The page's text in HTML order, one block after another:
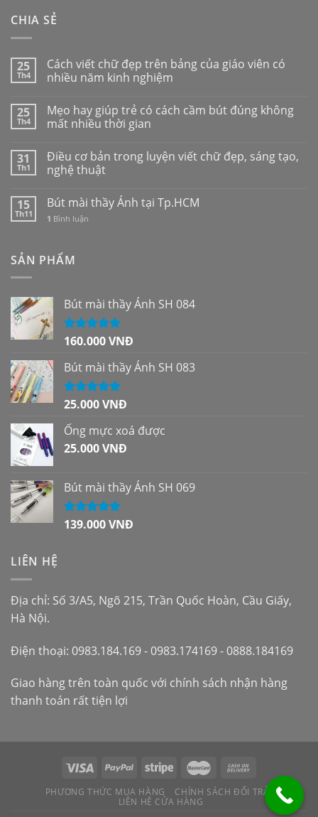
CHIA SẺ
25
Th4
Cách viết chữ đẹp trên bảng của giáo viên có
nhiều năm kinh nghiệm
25
Th4
Mẹo hay giúp trẻ có cách cầm bút đúng không
mất nhiều thời gian
31
Th1
Điều cơ bản trong luyện viết chữ đẹp, sáng tạo,
nghệ thuật
15
Th11
Bút mài thầy Ánh tại Tp.HCM
1 Bình luận
SẢN PHẨM
Bút mài thầy Ánh SH 084
Được xếp
sao
160.000VNĐ
Bút mài thầy Ánh SH 083
Được xếp
sao
25.000VNĐ
Ống mực xoá được
25.000VNĐ
Bút mài thầy Ánh SH 069
Được xếp
139.000VNĐ
LIÊN HỆ
Địa chỉ: Số 3/A5, Ngõ 215, Trần Quốc Hoàn, Cầu Giấy,
Hà Nội.
Điện thoại: 0983.184.169 - 0983.174169 - 0888.184169
Giao hàng trên toàn quốc với chính sách nhận hàng
thanh toán rất tiện lợi
PHƯƠNG THỨC MUA HÀNG
CHÍNH SÁCH ĐỔI TRẢ
LIÊN HỆ CỬA HÀNG